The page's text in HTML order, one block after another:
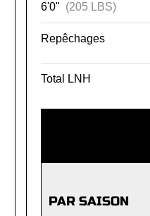
6'0" (205 LBS)
Repêchages
Total LNH
PAR SAISON